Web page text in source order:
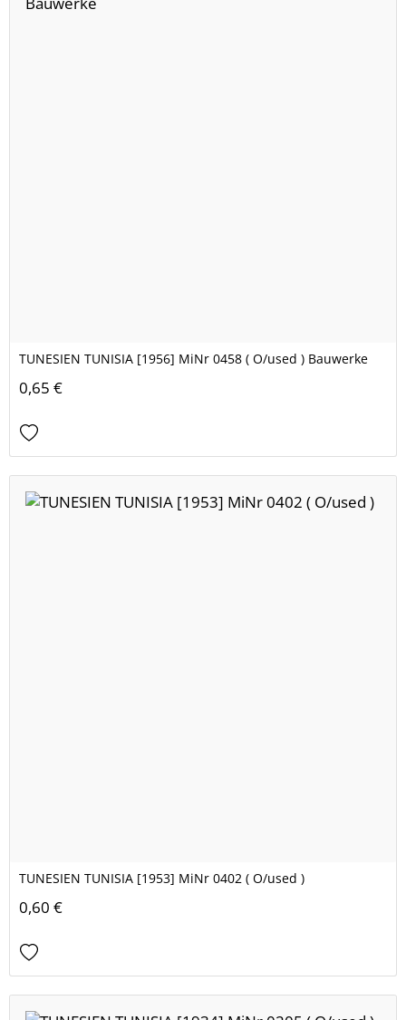
TUNESIEN TUNISIA [1956] MiNr 0458 ( O/used ) Bauwerke
0,65 €
TUNESIEN TUNISIA [1953] MiNr 0402 ( O/used )
0,60 €